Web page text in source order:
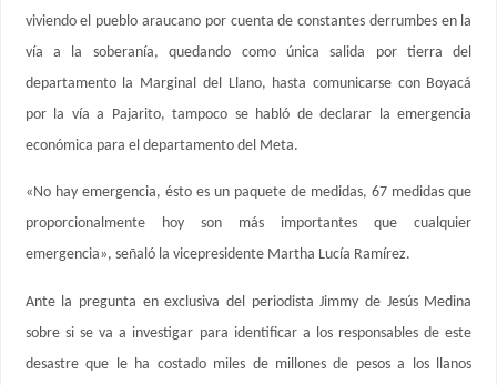
viviendo el pueblo araucano por cuenta de constantes derrumbes en la
vía a la soberanía, quedando como única salida por tierra del
departamento la Marginal del Llano, hasta comunicarse con Boyacá
por la vía a Pajarito, tampoco se habló de declarar la emergencia
económica para el departamento del Meta.
«No hay emergencia, ésto es un paquete de medidas, 67 medidas que
proporcionalmente hoy son más importantes que cualquier
emergencia», señaló la vicepresidente Martha Lucía Ramírez.
Ante la pregunta en exclusiva del periodista Jimmy de Jesús Medina
sobre si se va a investigar para identificar a los responsables de este
desastre que le ha costado miles de millones de pesos a los llanos